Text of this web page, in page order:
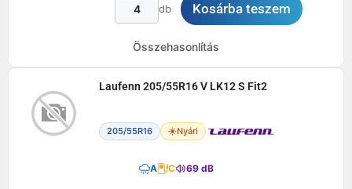
db Kosárba teszem
Összehasonlítás
Laufenn 205/55R16 V LK12 S Fit2
205/55R16 Nyári
A C 69 dB